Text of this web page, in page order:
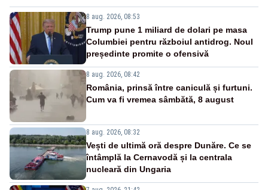
8 aug. 2026, 08:53
Trump pune 1 miliard de dolari pe masa
Columbiei pentru războiul antidrog. Noul
președinte promite o ofensivă
8 aug. 2026, 08:42
România, prinsă între caniculă și furtuni.
Cum va fi vremea sâmbătă, 8 august
8 aug. 2026, 08:32
Vești de ultimă oră despre Dunăre. Ce se
întâmplă la Cernavodă și la centrala
nucleară din Ungaria